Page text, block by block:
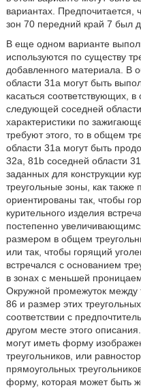
вариантах. Предпочитается,
зон 70 передний край 7 был
В еще одном варианте
используются по существу
добавленного материала. В
области 31а могут быть
касаться соответствующих,
следующей соседней
характеристики по
требуют этого, то в общем
области 31а могут быть
32а, 81b соседней области
заданных для конструкции
треугольные зоны, как также
ориентированы так, чтобы
курительного изделия
постепенно
размером в общем
или так, чтобы горящий
встречался с основанием
в зонах с меньшей
Окружной промежуток между
86 и размер этих
соответствии с
другом месте этого
могут иметь форму
треугольников, или
прямоугольных
форму, которая может быть